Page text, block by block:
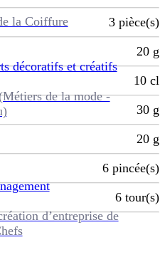
la Coiffure
décoratifs et créatifs
de la mode -
d’entreprise de
3 pièce(s)
20 g
10 cl
30 g
20 g
6 pincée(s)
6 tour(s)